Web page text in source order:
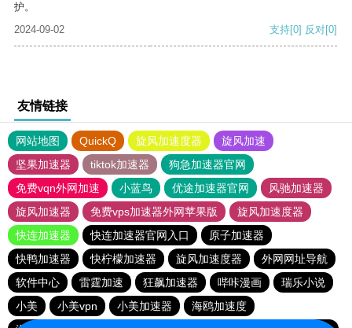
护。
2024-09-02
支持[0] 反对[0]
友情链接
网站地图 QuickQ 旋风加速度器
旋风加速
坚果加速器
tiktok加速器
狗急加速器官网
免费vqn外网加速
小蓝鸟 优途加速器官网
风驰加速器
旋风加速器
免费vps加速器外网苹果版
旋风加速度器
快连加速器
快连加速器官网入口
原子加速器
快鸭加速器
快柠檬加速器 旋风加速度器
外网网址导航
软件中心
雷霆加速 狂飙加速器 哔咔漫画
瑞乐小说
小美
小美vpn 小美加速器
海鸥加速度